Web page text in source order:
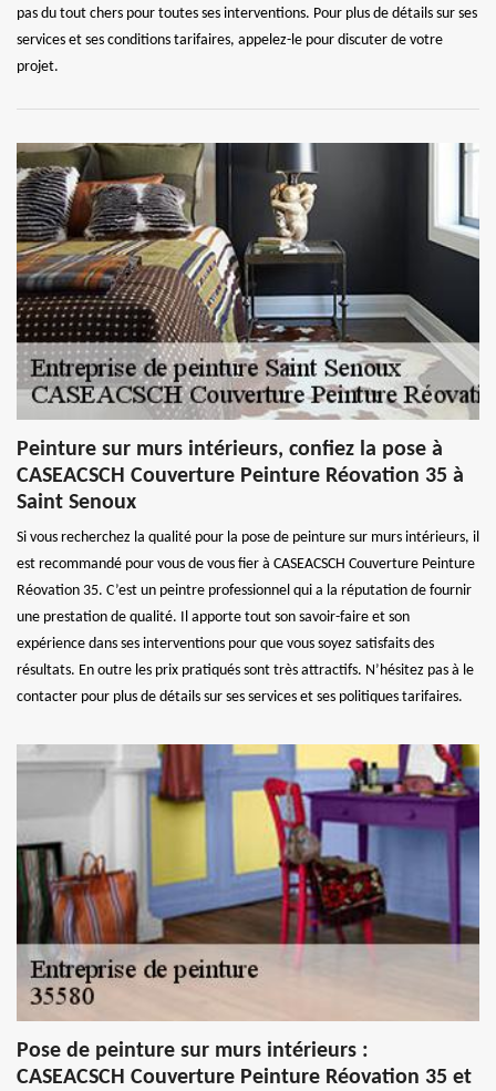
pas du tout chers pour toutes ses interventions. Pour plus de détails sur ses
services et ses conditions tarifaires, appelez-le pour discuter de votre
projet.
Peinture sur murs intérieurs, confiez la pose à
CASEACSCH Couverture Peinture Réovation 35 à
Saint Senoux
Si vous recherchez la qualité pour la pose de peinture sur murs intérieurs, il
est recommandé pour vous de vous fier à CASEACSCH Couverture Peinture
Réovation 35. C’est un peintre professionnel qui a la réputation de fournir
une prestation de qualité. Il apporte tout son savoir-faire et son
expérience dans ses interventions pour que vous soyez satisfaits des
résultats. En outre les prix pratiqués sont très attractifs. N’hésitez pas à le
contacter pour plus de détails sur ses services et ses politiques tarifaires.
Pose de peinture sur murs intérieurs :
CASEACSCH Couverture Peinture Réovation 35 et